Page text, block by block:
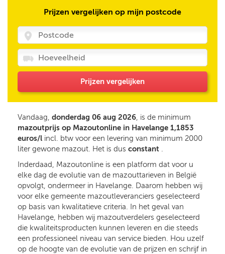
Prijzen vergelijken op mijn postcode
Prijzen vergelijken
Vandaag, donderdag 06 aug 2026, is de minimum
mazoutprijs op Mazoutonline in Havelange 1,1853
euros/l incl. btw voor een levering van minimum 2000
liter gewone mazout. Het is dus constant .
Inderdaad, Mazoutonline is een platform dat voor u
elke dag de evolutie van de mazouttarieven in België
opvolgt, ondermeer in Havelange. Daarom hebben wij
voor elke gemeente mazoutleveranciers geselecteerd
op basis van kwalitatieve criteria. In het geval van
Havelange, hebben wij mazoutverdelers geselecteerd
die kwaliteitsproducten kunnen leveren en die steeds
een professioneel niveau van service bieden. Hou uzelf
op de hoogte van de evolutie van de prijzen en schrijf in